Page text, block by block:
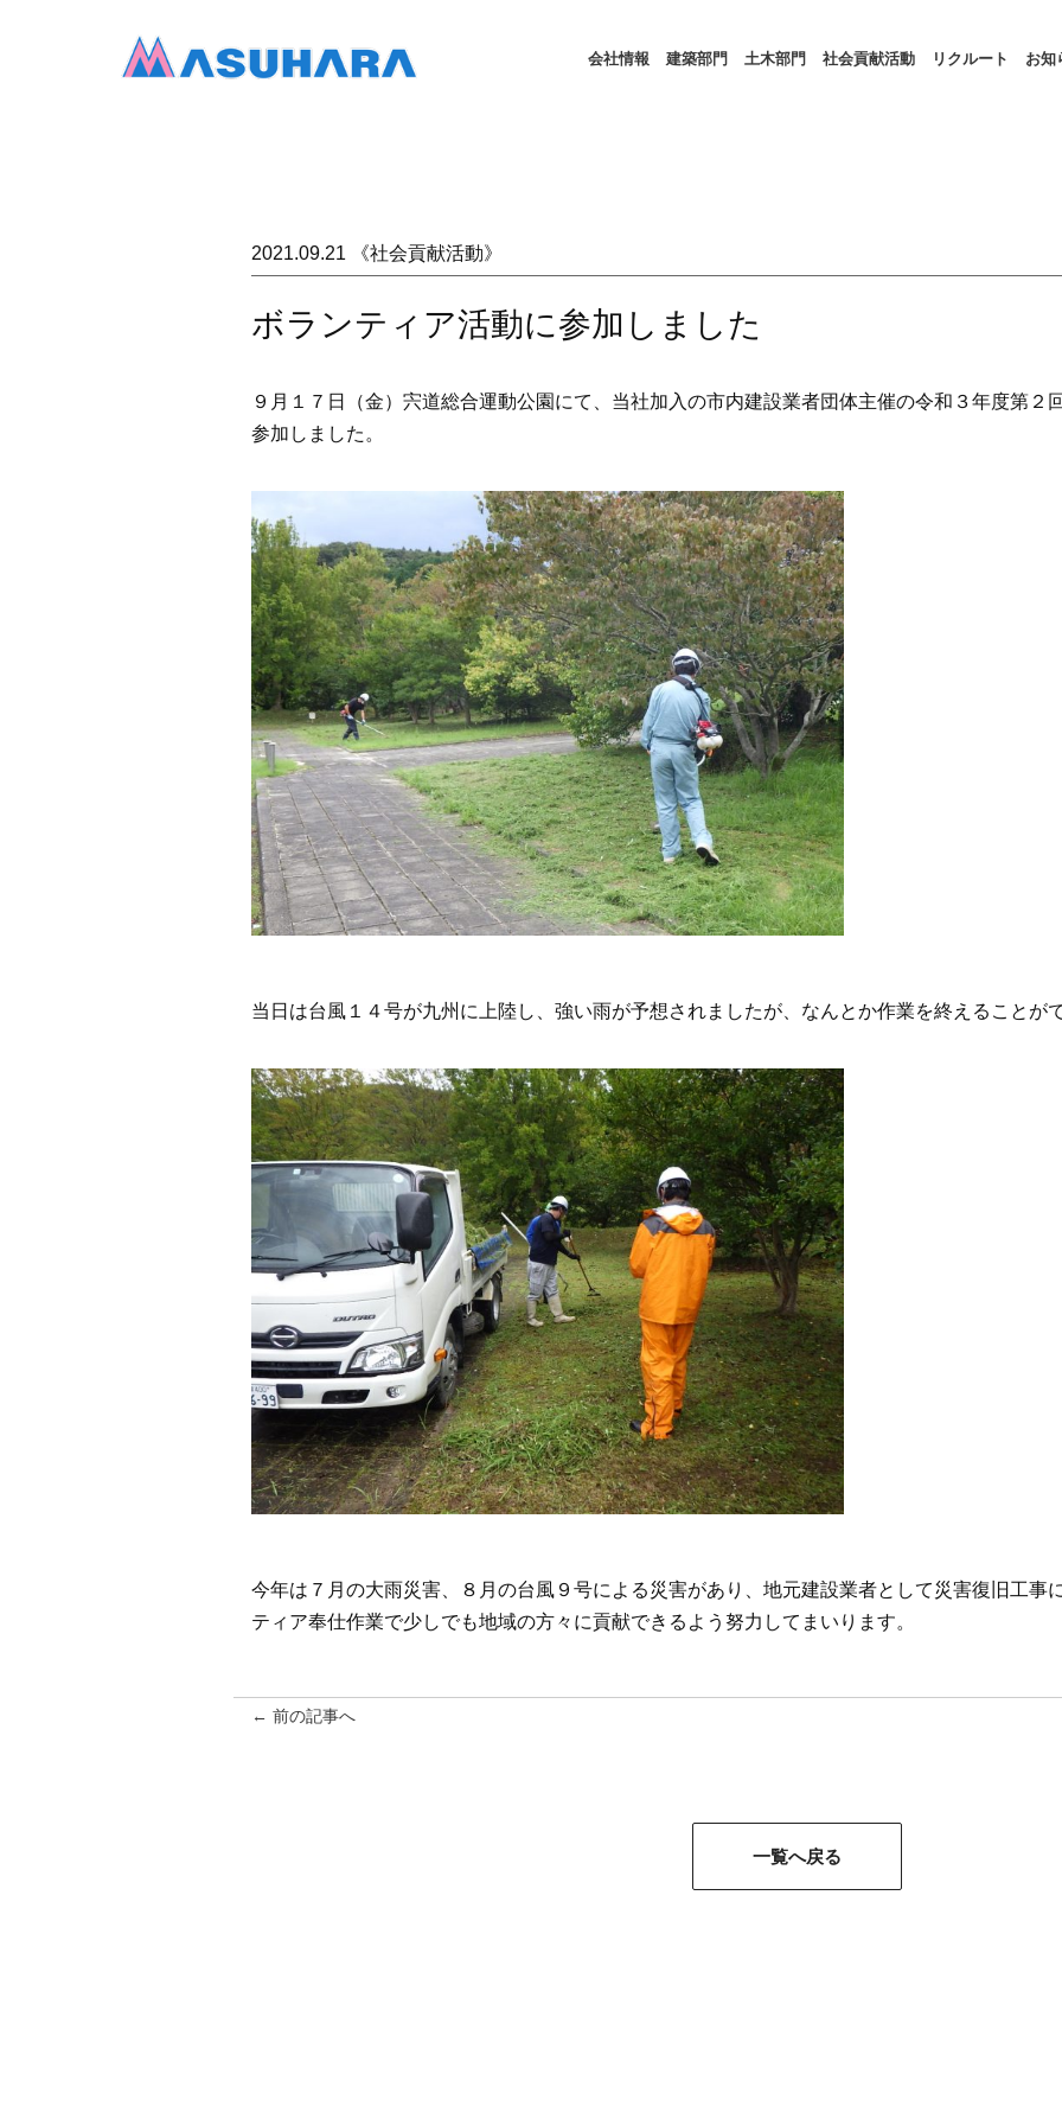
会社情報 建築部門 土木部門 社会貢献活動 リクルート お知
2021.09.21 《社会貢献活動》
ボランティア活動に参加しました
９月１７日（金）宍道総合運動公園にて、当社加入の市内建設業者団体主催の令和３年度第２
参加しました。
当日は台風１４号が九州に上陸し、強い雨が予想されましたが、なんとか作業を終えることが
今年は７月の大雨災害、８月の台風９号による災害があり、地元建設業者として災害復旧工事
ティア奉仕作業で少しでも地域の方々に貢献できるよう努力してまいります。
← 前の記事へ
一覧へ戻る